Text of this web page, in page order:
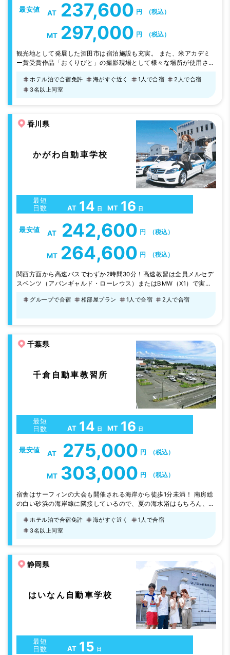
最安値 AT 237,600 円 （税込）
MT 297,000 円 （税込）
観光地として発展した酒田市は宿泊施設も充実。 また、米アカデミ
ー賞受賞作品「おくりびと」の撮影現場として様々な場所が使用され
ホテル泊で合宿免許
海がすぐ近く 1人で合宿
2人で合宿
3名以上同室
香川県
かがわ自動車学校
最短
日数
AT 14 日 MT 16 日
最安値 AT 242,600 円 （税込）
MT 264,600 円 （税込）
関西方面から高速バスでわずか2時間30分！高速教習は全員メルセデ
スベンツ（アバンギャルド・ローレウス）またはBMW（X1）で実
生活してもらい、親切、丁寧をモットーに指導していきます！日曜日
グループで合宿 相部屋プラン 1人で合宿 2人で合宿
千葉県
千倉自動車教習所
最短
日数
AT 14 日 MT 16 日
最安値 AT 275,000 円 （税込）
MT 303,000 円 （税込）
宿舎はサーフィンの大会も開催される海岸から徒歩1分未満！ 南房総
の白い砂浜の海岸線に隣接しているので、夏の海水浴はもちろん、年
ドもあります！
ホテル泊で合宿免許 海がすぐ近く
1人で合宿
3名以上同室
静岡県
はいなん自動車学校
最短
日数
AT 15 日